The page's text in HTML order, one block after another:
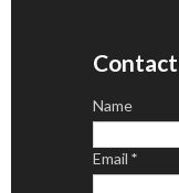
Name
Email *